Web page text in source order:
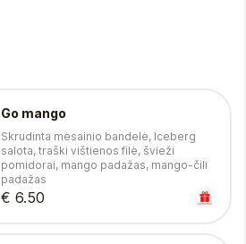
Go mango
Skrudinta mėsainio bandelė, Iceberg
salota, traški vištienos filė, švieži
pomidorai, mango padažas, mango-čili
padažas
€ 6.50